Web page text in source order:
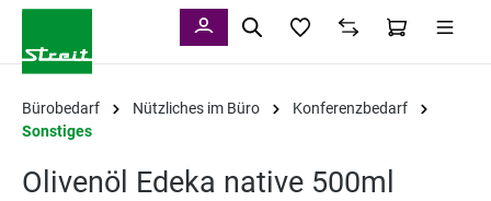
Bürobedarf Nützliches im Büro
Konferenzbedarf
Sonstiges
Olivenöl Edeka native 500ml